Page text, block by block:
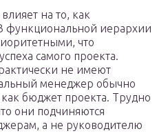
на то, как
функциональной иерархии
что
самого проекта.
не имеют
менеджер обычно
бюджет проекта. Трудно
они подчиняются
а не руководителю